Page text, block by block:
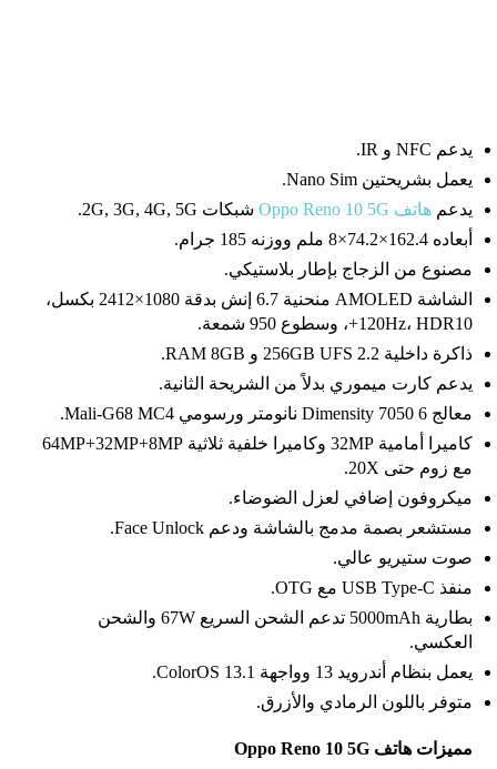
يدعم NFC و IR.
يعمل بشريحتين Nano Sim.
يدعمهاتف Oppo Reno 10 5G
شبكات 2G, 3G, 4G, 5G.
أبعاده 162.4×74.2×8 ملم ووزنه 185 جرام.
مصنوع من الزجاج بإطار بلاستيكي.
الشاشة AMOLED منحنية 6.7 إنش بدقة 1080×2412 بكسل،
120Hz، HDR10+، وسطوع 950 شمعة.
ذاكرة داخلية 256GB UFS 2.2 و RAM 8GB.
يدعم كارت ميموري بدلاً من الشريحة الثانية.
معالج Dimensity 7050 6 نانومتر ورسومي Mali-G68 MC4.
كاميرا أمامية 32MP وكاميرا خلفية ثلاثية 64MP+32MP+8MP
مع زوم حتى 20X.
ميكروفون إضافي لعزل الضوضاء.
مستشعر بصمة مدمج بالشاشة ودعم Face Unlock.
صوت ستيريو عالي.
منفذ USB Type-C مع OTG.
بطارية 5000mAh تدعم الشحن السريع 67W والشحن
العكسي.
يعمل بنظام أندرويد 13 وواجهة ColorOS 13.1.
متوفر باللون الرمادي والأزرق.
مميزات هاتف Oppo Reno 10 5G